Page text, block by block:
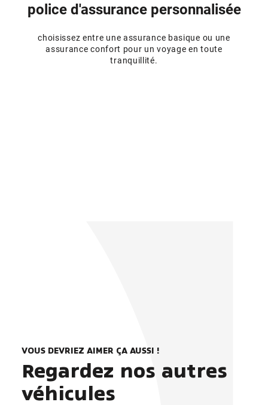
police d'assurance personnalisée
choisissez entre une assurance basique ou une
assurance confort pour un voyage en toute
tranquillité.
VOUS DEVRIEZ AIMER ÇA AUSSI !
Regardez nos autres
véhicules